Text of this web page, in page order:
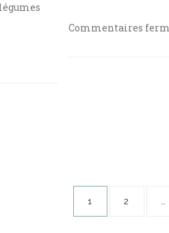
Commentaires
Pagination
des
1 2 …